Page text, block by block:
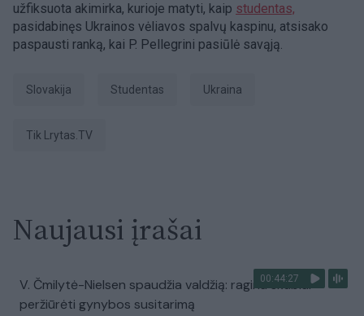
užfiksuota akimirka, kurioje matyti, kaip studentas,
pasidabinęs Ukrainos vėliavos spalvų kaspinu, atsisako
paspausti ranką, kai P. Pellegrini pasiūlė savąją.
Slovakija studentas Ukraina
tik Lrytas.TV
Naujausi įrašai
00:44:27
V. Čmilytė-Nielsen spaudžia valdžią: ragina skubiai
peržiūrėti gynybos susitarimą